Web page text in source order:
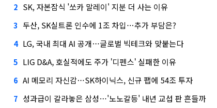
2 SK, 자본잠식 '쏘카 말레이' 지분 더 사는 이유
3 두산, SK실트론 인수에 1조 차입…추가 부담은?
4 LG, 국내 최대 AI 공개…글로벌 빅테크와 맞붙는다
5 LIG D&A, 호실적에도 주가 '디펜스' 실패한 이유
6 AI 메모리 자신감…SK하이닉스, 신규 팹에 54조 투자
7 성과급이 갈라놓은 삼성…'노노갈등' 내년 교섭 판 흔들까